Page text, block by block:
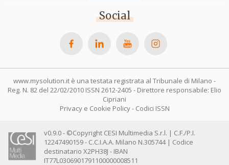
Social
www.mysolution.it è una testata registrata al Tribunale di Milano -
Reg. N. 82 del 22/02/2010 ISSN 2612-2405 - Direttore responsabile: Elio
Cipriani
Privacy e Cookie Policy- Codici ISSN
v0.9.0 - ©Copyright CESI Multimedia S.r.l. | C.F./P.I.
12247490159 - C.C.I.A.A. Milano N.305744 | Codice
destinatario X2PH38J - IBAN
IT77L0306901791100000008511